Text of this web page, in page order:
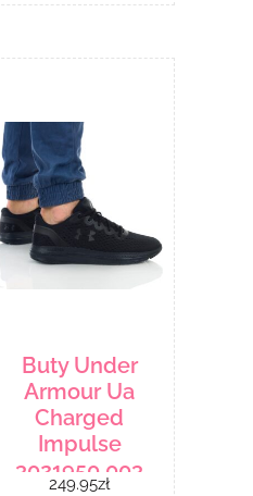
Buty Under
Armour Ua
Charged
Impulse
3021950 003
249.95zł